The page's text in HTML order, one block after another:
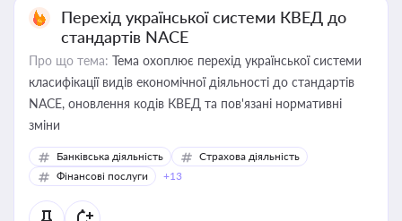
Перехід української системи КВЕД до
стандартів NACE
Про що тема: Тема охоплює перехід української системи
класифікації видів економічної діяльності до стандартів
NACE, оновлення кодів КВЕД та пов'язані нормативні
зміни
Банківська діяльність
Страхова діяльність
Фінансові послуги
+13